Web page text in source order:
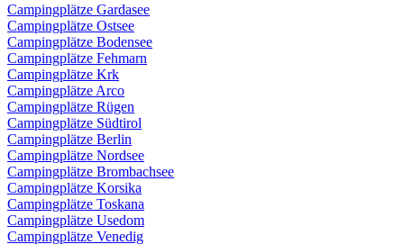
Campingplätze Gardasee
Campingplätze Ostsee
Campingplätze Bodensee
Campingplätze Fehmarn
Campingplätze Krk
Campingplätze Arco
Campingplätze Rügen
Campingplätze Südtirol
Campingplätze Berlin
Campingplätze Nordsee
Campingplätze Brombachsee
Campingplätze Korsika
Campingplätze Toskana
Campingplätze Usedom
Campingplätze Venedig